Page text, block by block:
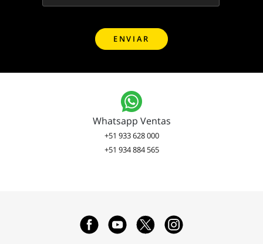
Whatsapp Ventas
+51 933 628 000
+51 934 884 565